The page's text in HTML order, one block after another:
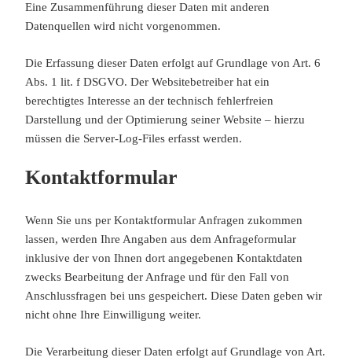
Eine Zusammenführung dieser Daten mit anderen
Datenquellen wird nicht vorgenommen.
Die Erfassung dieser Daten erfolgt auf Grundlage von Art. 6
Abs. 1 lit. f DSGVO. Der Websitebetreiber hat ein
berechtigtes Interesse an der technisch fehlerfreien
Darstellung und der Optimierung seiner Website – hierzu
müssen die Server-Log-Files erfasst werden.
Kontaktformular
Wenn Sie uns per Kontaktformular Anfragen zukommen
lassen, werden Ihre Angaben aus dem Anfrageformular
inklusive der von Ihnen dort angegebenen Kontaktdaten
zwecks Bearbeitung der Anfrage und für den Fall von
Anschlussfragen bei uns gespeichert. Diese Daten geben wir
nicht ohne Ihre Einwilligung weiter.
Die Verarbeitung dieser Daten erfolgt auf Grundlage von Art.